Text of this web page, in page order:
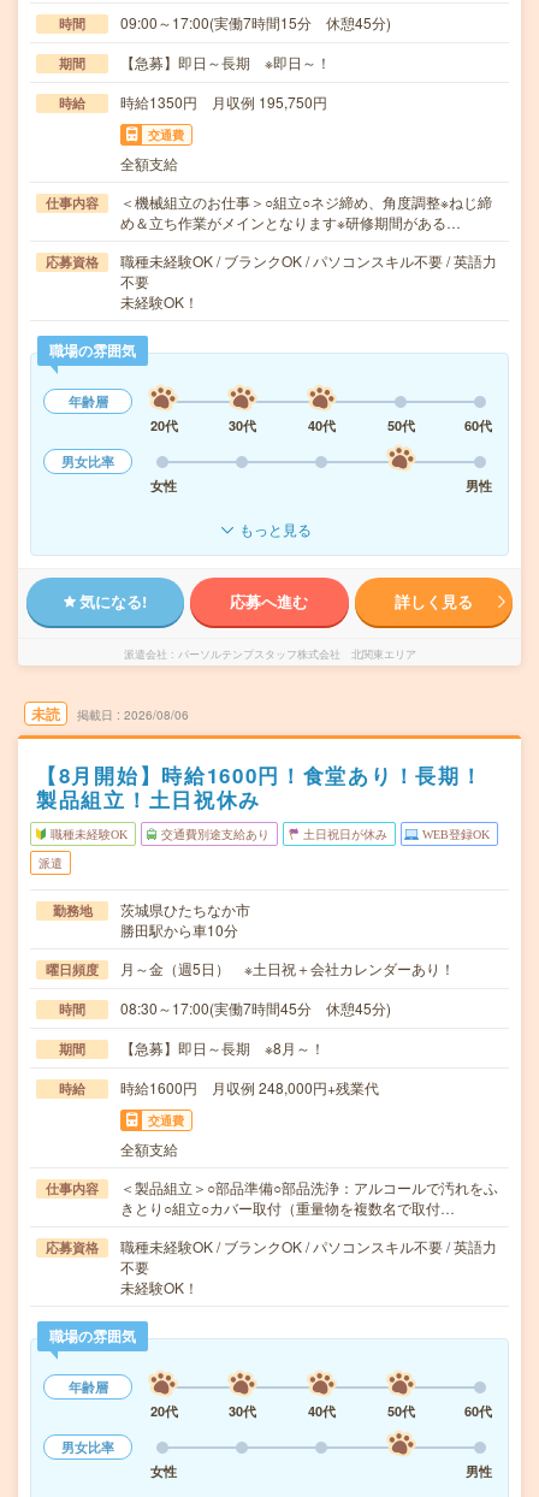
時間 09:00～17:00(実働7時間15分 休憩45分)
期間 【急募】即日～長期 ※即日～！
時給 時給1350円 月収例 195,750円
交通費
全額支給
仕事内容
＜機械組立のお仕事＞○組立○ネジ締め、角度調整※ねじ締
め＆立ち作業がメインとなります※研修期間がある…
応募資格
職種未経験OK / ブランクOK / パソコンスキル不要 / 英語力
不要
未経験OK！
職場の雰囲気
年齢層
20代
30代 40代 50代
60代
男女比率
女性
男性
もっと見る
気になる! 応募へ進む 詳しく見る
派遣会社 パーソルテンプスタッフ株式会社 北関東エリア
未読 掲載日 2026/08/06
【8月開始】時給1600円！食堂あり！長期！
製品組立！土日祝休み
職種未経験OK 交通費別途支給あり 土日祝日が休み WEB登録OK
派遣
勤務地
茨城県ひたちなか市
勝田駅から車10分
曜日頻度 月～金（週5日） ※土日祝＋会社カレンダーあり！
時間 08:30～17:00(実働7時間45分 休憩45分)
期間 【急募】即日～長期 ※8月～！
時給 時給1600円 月収例 248,000円+残業代
交通費
全額支給
仕事内容
＜製品組立＞○部品準備○部品洗浄：アルコールで汚れをふ
きとり○組立○カバー取付（重量物を複数名で取付…
応募資格
職種未経験OK / ブランクOK / パソコンスキル不要 / 英語力
不要
未経験OK！
職場の雰囲気
年齢層
20代
30代 40代 50代
60代
男女比率
女性
男性